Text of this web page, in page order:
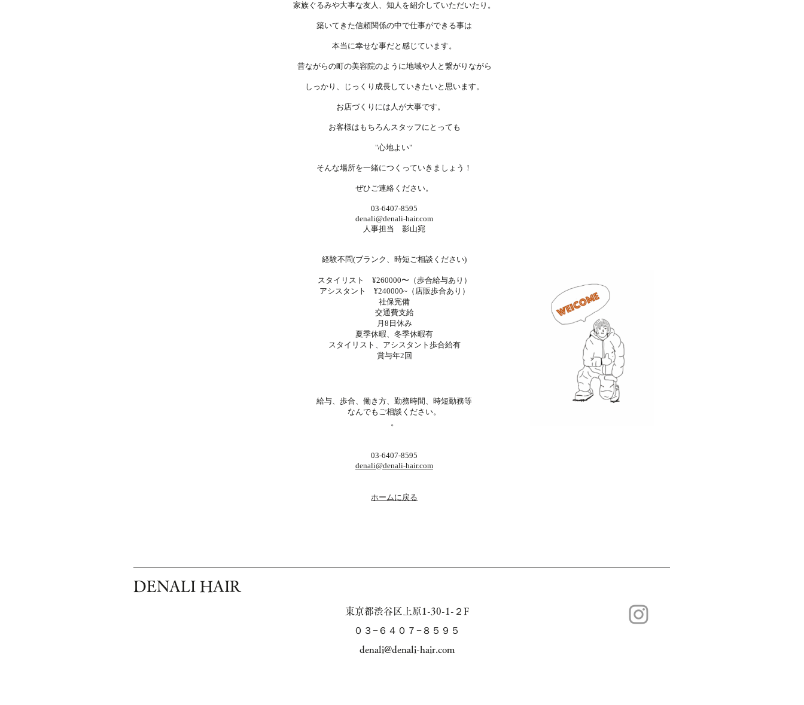
家族ぐるみや大事な友人、知人を紹介していただいたり。
築いてきた信頼関係の中で仕事ができる事は
​本当に幸せな事だと感じています。
昔ながらの町の美容院のように地域や人と繋がりながら
​しっかり、じっくり成長していきたいと思います。
お店づくりには人が大事です。
お客様はもちろんスタッフにとっても
"心地よい"
そんな場所を一緒につくっていきましょう！
ぜひご連絡ください。
03-6407-8595
denali@denali-hair.com
人事担当 影山宛
経験不問(ブランク、時短ご相談ください)
スタイリスト ¥260000〜（歩合給与あり）
アシスタント ¥240000~（店販歩合あり）
社保完備
交通費支給
月8日休み
夏季休暇、冬季休暇有
スタイリスト、アシスタント歩合給有
賞与年2回
給与、歩合、働き方、勤務時間、時短勤務等
なんでもご相談ください。
。
03-6407-8595
​denali@denali-hair.com
ホームに戻る
​DENALI HAIR
東京都渋谷区上原1-30-1-２F
​０３−６４０７−８５９５
denali@denali-hair.com